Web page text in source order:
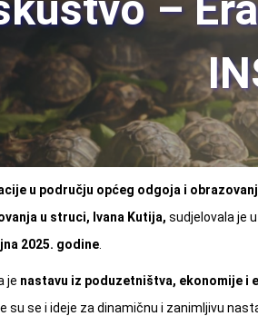
u području općeg odgoja i
u struci, Ivana Kutija, sudjelovala je u
2025. godine.
je nastavu iz poduzetništva, ekonomije i
su se i ideje za dinamičnu i zanimljivu